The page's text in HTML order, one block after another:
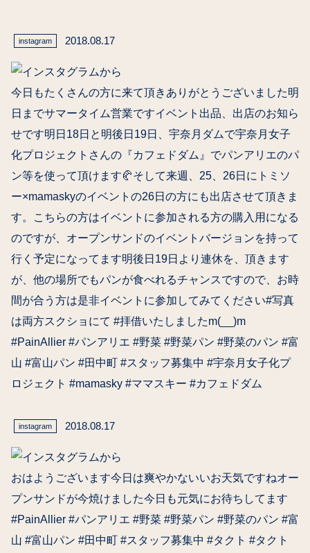
instagram 2018.08.17
今日もたくさんの方に来て頂きありがとうございました明
日までサマータイム営業です️イベント出品、出店のお知ら
せです明日18日と明後日19日、宇奈月ダムで宇奈月女子
化プロジェクトさんの『カフェドダム』でパンアリエのパ
ン等を使って頂けます🥐そして来週、25、26日にトミソ
ー×mamaskyのイベントの26日の方にも出店させて頂きま
す。こちらの方はイベントに参加される方の購入用になる
のですが、オープンサンドのイベントバージョンを持って
行く予定になってます明後日19日より連休を、頂きます
が、他の場所でもパンが食べれるチャンスですので、お時
間が合う方は是非イベントに参加してみてください#写真
は両方スクショにて #拝借いたしましたm(__)m
#PainAllier #パンアリエ #野菜 #野菜パン #野菜のパン #富
山 #富山パン #田中町 #スタッフ募集中 #宇奈月女子化プ
ロジェクト #mamasky #ママスキー #カフェドダム
instagram 2018.08.17
おはようございます今日は爽やかないいお天気ですねオー
プンサンドが今焼けました今日も元気にお待ちしてます
#PainAllier #パンアリエ #野菜 #野菜パン #野菜のパン #富
山 #富山パン #田中町 #スタッフ募集中 #タクト #タクト